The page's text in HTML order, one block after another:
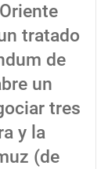
tratado
de
un
tres
y la
(de